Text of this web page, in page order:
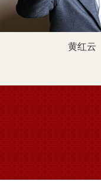
黄红云